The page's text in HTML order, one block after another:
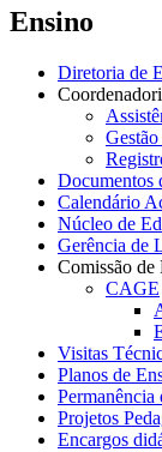
Ensino
Diretoria de
Documentos
Calendário
Núcleo de
Gerência de
Comissão de
CAGE
Visitas
Planos de
Permanência
Projetos
Encargos